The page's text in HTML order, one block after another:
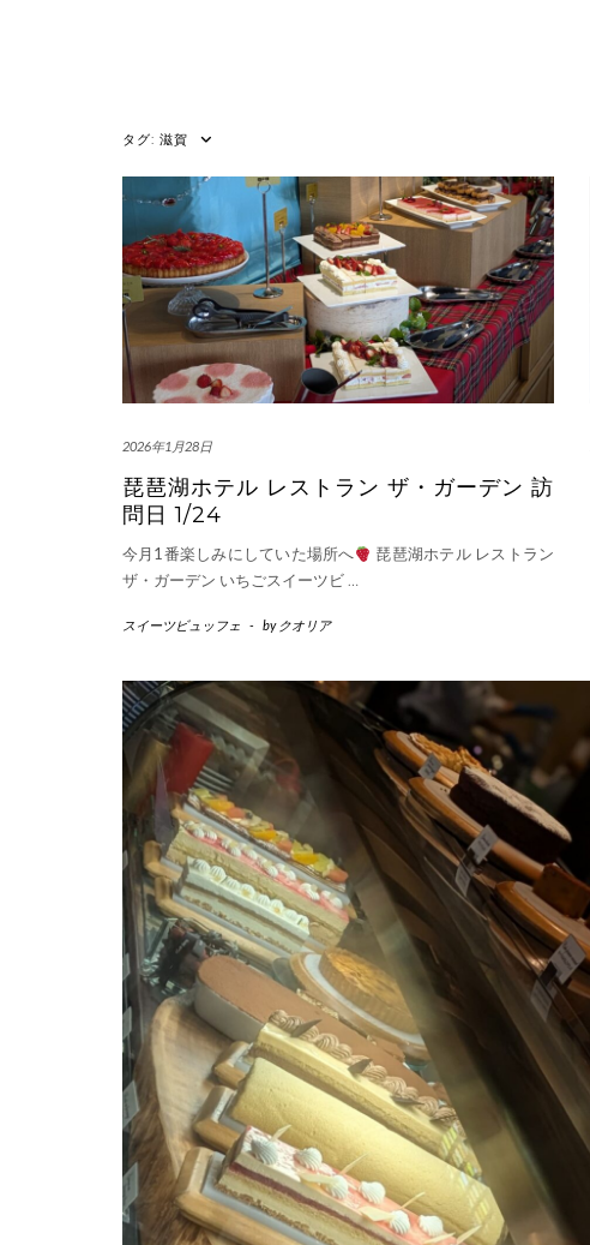
タグ: 滋賀
2026年1月28日
琵琶湖ホテル レストラン ザ・ガーデン 訪
問日 1/24
今月1番楽しみにしていた場所へ
琵琶湖ホテル レストラン
ザ・ガーデン いちごスイーツビ…
スイーツビュッフェ - by クオリア